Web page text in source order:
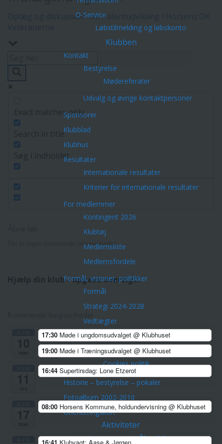
O-Service
Løbstilmelding og løbskonto
Klubben
Kontakt
Bestyrelse
Mødereferater
Udvalg og øvrige kontaktpersoner
Sponsorer
Klubblad
Klubhus
Resultater
Internationale resultater
Kriterier for internationale resultater
For medlemmer
Kontingent 2026
Klubtøj
Medlemsliste
Medlemsfordele
Formål, visioner, politikker
Formål
Strategi 2024-2028
Vedtægter
Træner- og uddannelsespolitik
Privatlivspolitik Horsens OK
Cookies politik
Historie – bestyrelse – pokaler
Fotoalbum 2002-2010
Orienteringskort
Aktiviteter
Arrangementer/Åbne løb
Oplæg og diskussion om Talentudvikling i Horsens OK
Exact matches only
Search in title
Søg i indholdet
Der er ingen kommende begivenheder.
Hjælp din klub - opgave oversigt!
17:30 Møde i ungdomsudvalget @ Klubhuset
19:00 Møde i Træningsudvalget @ Klubhuset
16:44 Supertirsdag: Lone Etzerot
08:00 Horsens Kommune, holdundervisning @ Klubhuset